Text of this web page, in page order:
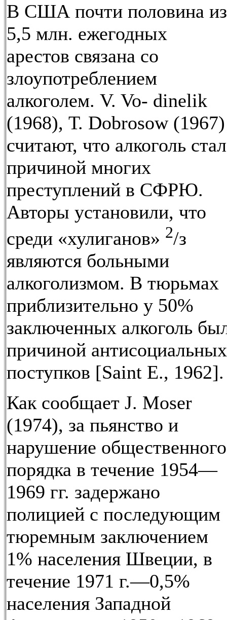
В США почти половина из
5,5 млн. ежегодных
арестов связана со
злоупотреблением
алкоголем. V. Vo- dinelik
(1968), Т. Dobrosow (1967)
считают, что алкоголь стал
причиной многих
преступлений в СФРЮ.
Авторы установили, что
среди «хулиганов» 2/з
являются больными
алкоголизмом. В тюрьмах
приблизительно у 50%
заключенных алкоголь
причиной антисоциальных
поступков [Saint Е., 1962].
Как сообщает J. Moser
(1974), за пьянство и
нарушение общественного
порядка в течение 1954—
1969 гг. задержано
полицией с последующим
тюремным заключением
1% населения Швеции, в
течение 1971 г.—0,5%
населения Западной